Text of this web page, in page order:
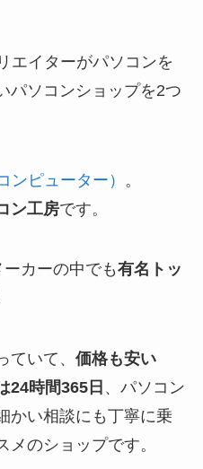
エイターがパソコンを
パソコンショップを2つ
ンピューター）
。
ン工房です。
カーの中でも有名トッ
ていて、 価格も安い
24時間365日 、パソコン
かい相談にも丁寧に乗
メのショップです。